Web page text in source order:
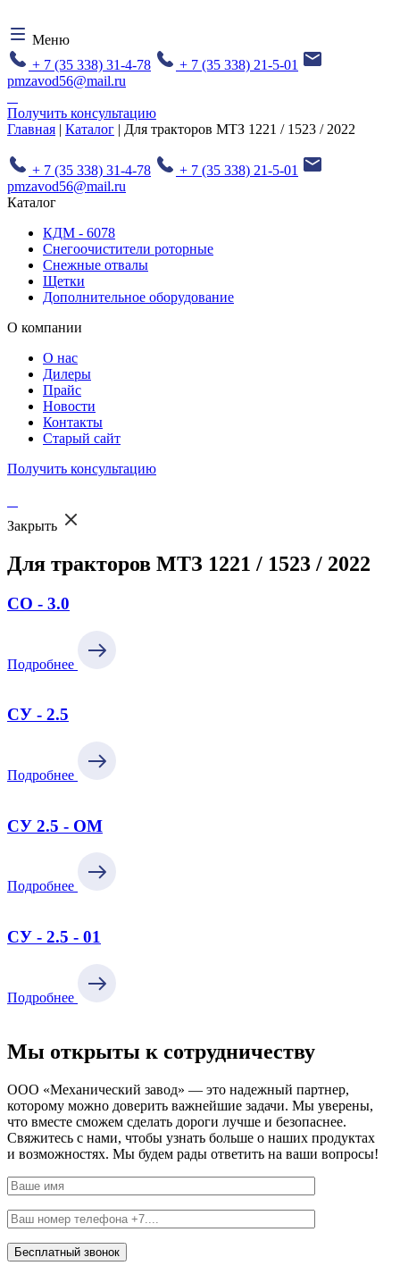
Меню
+ 7 (35 338) 31-4-78
+ 7 (35 338) 21-5-01
pmzavod56@mail.ru
Получить консультацию
Главная | Каталог | Для тракторов МТЗ 1221 / 1523 / 2022
+ 7 (35 338) 31-4-78
+ 7 (35 338) 21-5-01
pmzavod56@mail.ru
Каталог
КДМ - 6078
Снегоочистители роторные
Снежные отвалы
Щетки
Дополнительное оборудование
О компании
О нас
Дилеры
Прайс
Новости
Контакты
Старый сайт
Получить консультацию
Закрыть
Для тракторов МТЗ 1221 / 1523 / 2022
СО - 3.0
Подробнее
СУ - 2.5
Подробнее
СУ 2.5 - ОМ
Подробнее
СУ - 2.5 - 01
Подробнее
Мы открыты к сотрудничеству
ООО «Механический завод» — это надежный партнер,
которому можно доверить важнейшие задачи. Мы уверены,
что вместе сможем сделать дороги лучше и безопаснее.
Свяжитесь с нами, чтобы узнать больше о наших продуктах
и возможностях. Мы будем рады ответить на ваши вопросы!
Бесплатный звонок